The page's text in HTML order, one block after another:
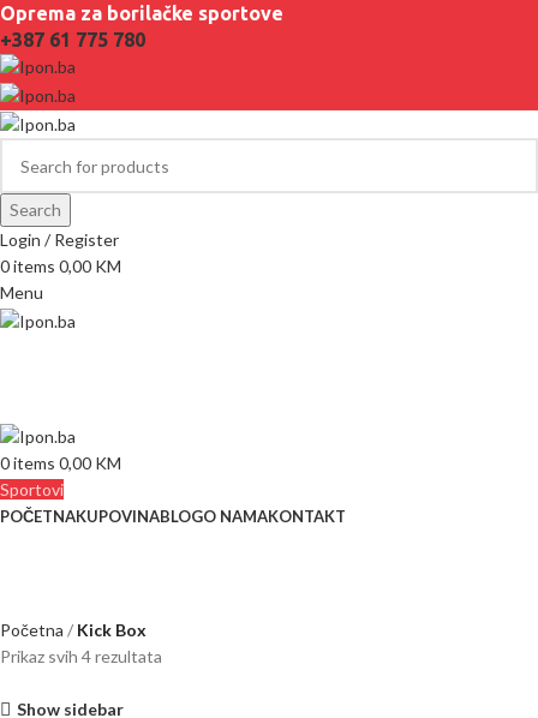
Oprema za borilačke sportove
+387 61 775 780
Search
Login / Register
0items 0,00 KM
Menu
0items 0,00 KM
Sportovi
POČETNAKUPOVINABLOGO NAMAKONTAKT
Početna
Kick Box
Prikaz svih 4 rezultata
Show sidebar